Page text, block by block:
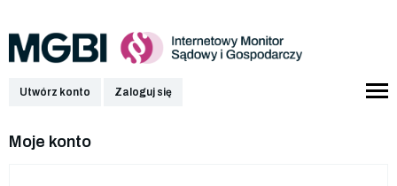
Utwórz konto Zaloguj się
Moje konto